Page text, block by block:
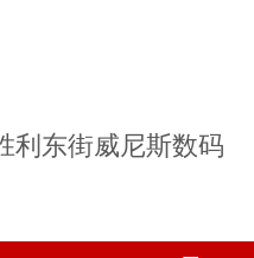
利东街威尼斯数码